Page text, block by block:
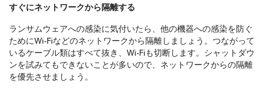
すぐにネットワークから隔離する
ランサムウェアへの感染に気付いたら、他の機器への感染を防ぐ
ためにWi-Fiなどのネットワークから隔離しましょう。つながって
いるケーブル類はすべて抜き、Wi-Fiも切断します。シャットダウ
ンを試みてもできないことが多いので、ネットワークからの隔離
を優先させましょう。